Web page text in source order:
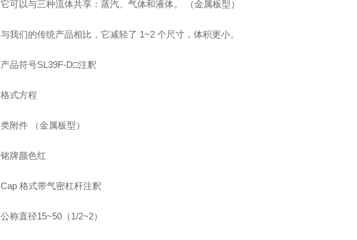
它可以与三种流体共享：蒸汽、气体和液体。 （金属板型）
与我们的传统产品相比，它减轻了 1~2 个尺寸，体积更小。
产品符号SL39F-D□注釈
格式方程
类附件 （金属板型）
铭牌颜色红
Cap 格式带气密杠杆注釈
公称直径15~50（1/2~2）